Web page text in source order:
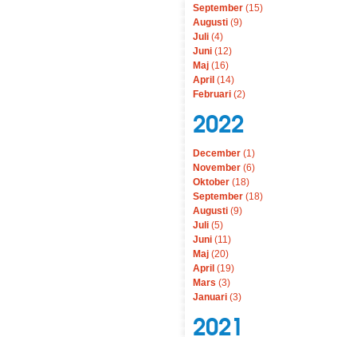
September (15)
Augusti (9)
Juli (4)
Juni (12)
Maj (16)
April (14)
Februari (2)
2022
December (1)
November (6)
Oktober (18)
September (18)
Augusti (9)
Juli (5)
Juni (11)
Maj (20)
April (19)
Mars (3)
Januari (3)
2021